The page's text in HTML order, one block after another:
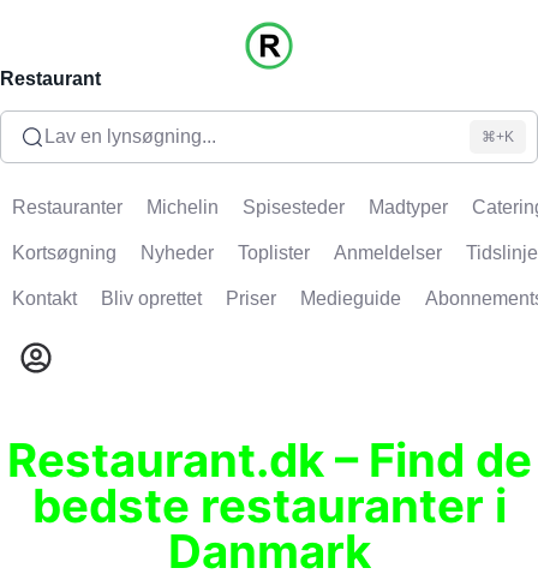
Restaurant
Lav en lynsøgning... ⌘+K
Restauranter Michelin Spisesteder Madtyper
Kortsøgning Nyheder Toplister Anmeldelser Tidslinje
Kontakt Bliv oprettet Priser Medieguide
Restaurant.dk – Find de
bedste restauranter i
Danmark